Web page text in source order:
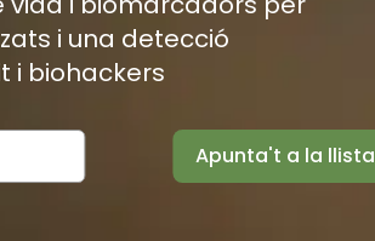
i una detecció
i biohackers
Apunta't a la llista